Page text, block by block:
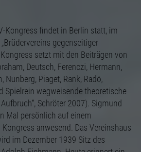
Kongress findet in Berlin statt, im
gegenseitiger
setzt mit den Beiträgen von
Deutsch, Ferenczi, Hermann,
Nunberg, Piaget, Rank, Radó,
Spielrein wegweisende theoretische
Schröter 2007). Sigmund
Mal persönlich auf einem
anwesend. Das Vereinshaus
im Dezember 1939 Sitz des